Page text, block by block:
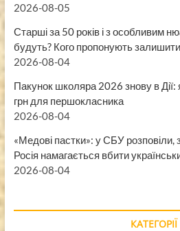
2026-08-05
Старші за 50 років і з особливим
будуть? Кого пропонують
2026-08-04
Пакунок школяра 2026 знову в
грн для першокласника
2026-08-04
«Медові пастки»: у СБУ
Росія намагається вбити
2026-08-04
КАТЕГОРІЇ